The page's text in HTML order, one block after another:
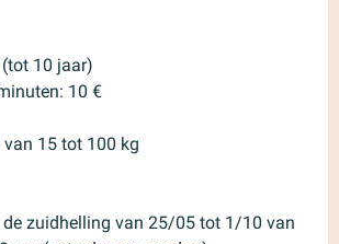
(tot 10 jaar)
10 €
van 15 tot 100 kg
de zuidhelling van 25/05 tot 1/10 van